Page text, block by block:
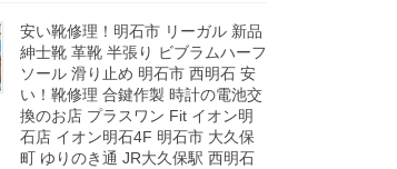
安い靴修理！明石市 リーガル 新品
紳士靴 革靴 半張り ビブラムハーフ
ソール 滑り止め 明石市 西明石 安
い！靴修理 合鍵作製 時計の電池交
換のお店 プラスワン Fit イオン明
石店 イオン明石4F 明石市 大久保
町 ゆりのき通 JR大久保駅 西明石